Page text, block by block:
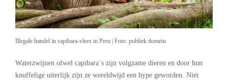
Illegale handel in capibara-vlees in Peru | Foto: publiek domein
Waterzwijnen ofwel capibara´s zijn volgzame dieren en door hun
knuffelige uiterlijk zijn ze wereldwijd een hype geworden. Niet